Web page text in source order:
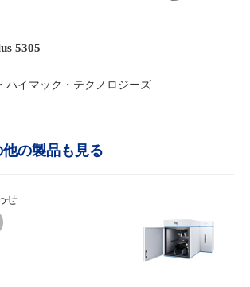
5305
ハイマック・テクノロジーズ
の製品も見る
せ